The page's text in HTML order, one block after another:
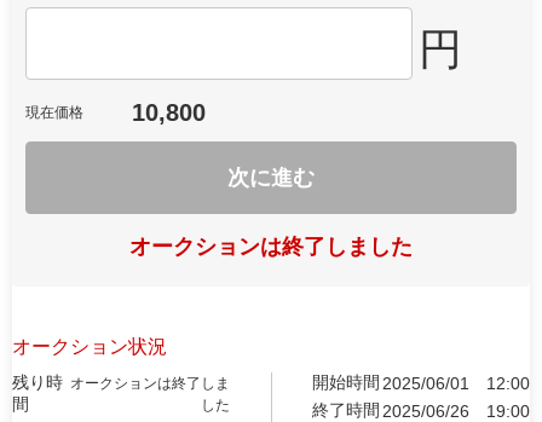
円
現在価格 10,800
次に進む
オークションは終了しました
オークション状況
残り時
間
オークションは終了しま
した
開始時間 2025/06/01
12:00
終了時間 2025/06/26
19:00